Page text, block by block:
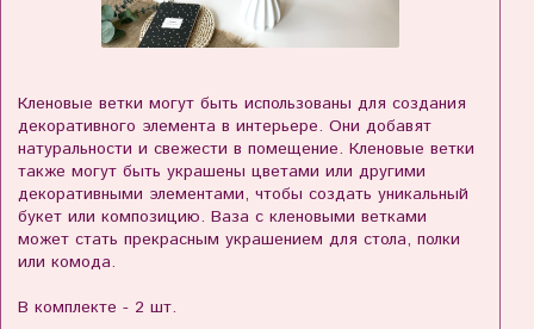
Кленовые ветки могут быть использованы для создания
декоративного элемента в интерьере. Они добавят
натуральности и свежести в помещение. Кленовые ветки
также могут быть украшены цветами или другими
декоративными элементами, чтобы создать уникальный
букет или композицию. Ваза с кленовыми ветками
может стать прекрасным украшением для стола, полки
или комода.
В комплекте - 2 шт.